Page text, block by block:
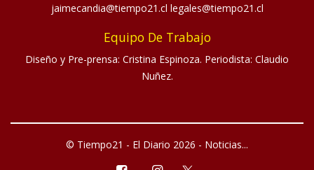
jaimecandia@tiempo21.cl legales@tiempo21.cl
Equipo De Trabajo
Diseño y Pre-prensa: Cristina Espinoza. Periodista: Claudio
Nuñez.
© Tiempo21 - El Diario 2026 - Noticias...